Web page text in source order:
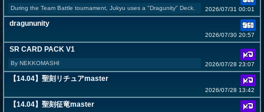
During the Team Battle tournament, Jukyu uses a "Dragunity" Deck. 2026/07/31 00:01
dragununity
2026/07/30 20:57
SR CARD PACK V1
By NEKKOMASHI 2026/07/28 23:07
【14.04】聖刻リチュアmaster
2026/07/28 13:42
【14.04】聖刻征竜master